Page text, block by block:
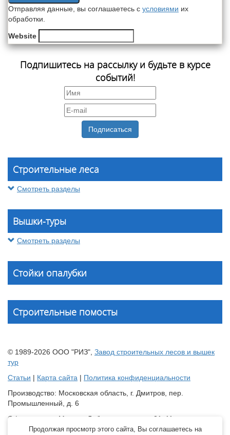
Отправляя данные, вы соглашаетесь с условиями их
обработки.
Website
Подпишитесь на рассылку и будьте в курсе
событий!
Строительные леса
Смотреть разделы
Вышки-туры
Смотреть разделы
Стойки опалубки
Строительные помосты
© 1989-2026 ООО "РИЗ", Завод строительных лесов и вышек
тур
Статьи | Карта сайта | Политика конфиденциальности
Производство: Московская область, г. Дмитров, пер.
Промышленный, д. 6
Офис продаж: Москва, Лобненская улица, 21с11
Продолжая просмотр этого сайта, Вы соглашаетесь на